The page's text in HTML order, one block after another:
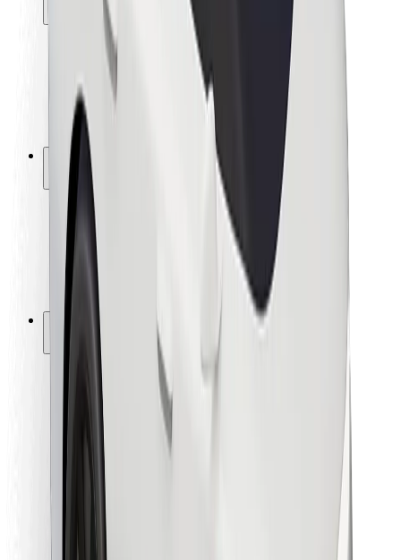
Fahrgast-Sicherheit
Fahrer-Sicherheit
E-Scooter-Sicherheit
Sicherheitslabor
Städte
Standorte
Lösungen für Städte
Flughäfen
Bolt Ladestationen
Support
Für Nutzer:innen
Für Fahrer:innen
Für Kuriere
Bolt Food
Für Flottenbesitzer:innen
Für Restaurants
Bolt for Business